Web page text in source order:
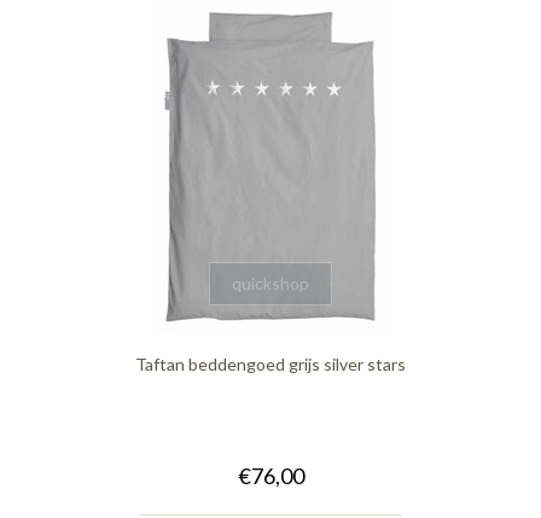
quickshop
Taftan beddengoed grijs silver stars
€76,00